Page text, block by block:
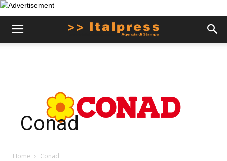
Conad
Home Conad